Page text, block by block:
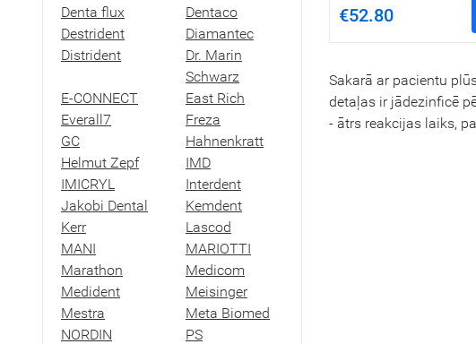
Denta flux
Dentaco
Destrident
Diamantec
Distrident
Dr. Marin
Schwarz
E-CONNECT
East Rich
Everall7
Freza
GC
Hahnenkratt
Helmut Zepf
IMD
IMICRYL
Interdent
Jakobi Dental
Kemdent
Kerr
Lascod
MANI
MARIOTTI
Marathon
Medicom
Medident
Meisinger
Mestra
Meta Biomed
NORDIN
PS
€52.80
Sakarā ar pacientu
detaļas ir jādezinficē
- ātrs reakcijas laiks,